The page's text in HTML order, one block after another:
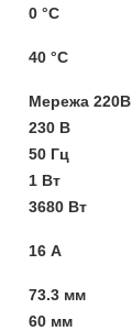
0 °С
40 °С
Мережа 220В
230 В
50 Гц
1 Вт
3680 Вт
16 А
73.3 мм
60 мм